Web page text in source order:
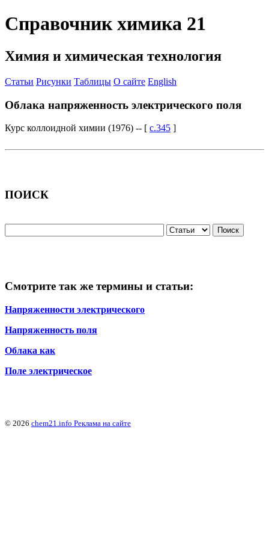
Справочник химика 21
Химия и химическая технология
Статьи Рисунки Таблицы О сайте English
Облака напряженность электрического поля
Курс коллоидной химии (1976) -- [ c.345 ]
ПОИСК
Смотрите так же термины и статьи:
Напряженности электрического
Напряженность поля
Облака как
Поле электрическое
© 2026 chem21.info Реклама на сайте